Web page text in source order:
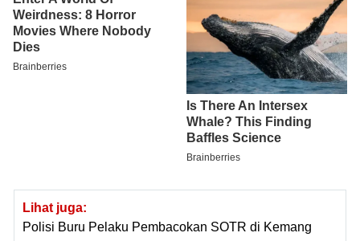
Lihat juga:
Polisi Buru Pelaku Pembacokan SOTR di Kemang